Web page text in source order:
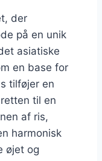
der
på en unik
asiatiske
en base for
tilføjer en
til en
af ris,
harmonisk
øjet og